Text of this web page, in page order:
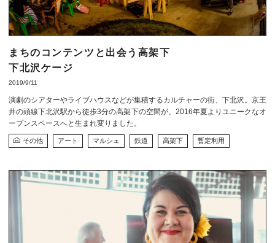
まちのコンテンツと出会う高架下
下北沢ケージ
2019/9/11
演劇のシアターやライブハウスなどが集積するカルチャーの街、下北沢。京王
井の頭線下北沢駅から徒歩3分の高架下の空間が、2016年夏よりユニークなオ
ープンスペースへと生まれ変りました。
その他 アート マルシェ 鉄道 高架下 暫定利用